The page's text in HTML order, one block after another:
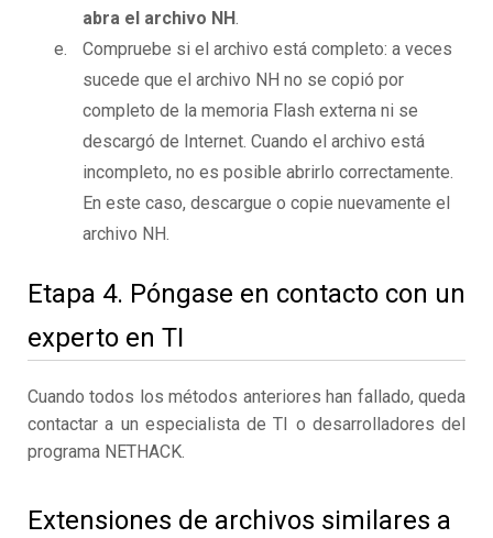
abra el archivo NH.
Compruebe si el archivo está completo: a veces
sucede que el archivo NH no se copió por
completo de la memoria Flash externa ni se
descargó de Internet. Cuando el archivo está
incompleto, no es posible abrirlo correctamente.
En este caso, descargue o copie nuevamente el
archivo NH.
Etapa 4. Póngase en contacto con un
experto en TI
Cuando todos los métodos anteriores han fallado, queda
contactar a un especialista de TI o desarrolladores del
programa NETHACK.
Extensiones de archivos similares a